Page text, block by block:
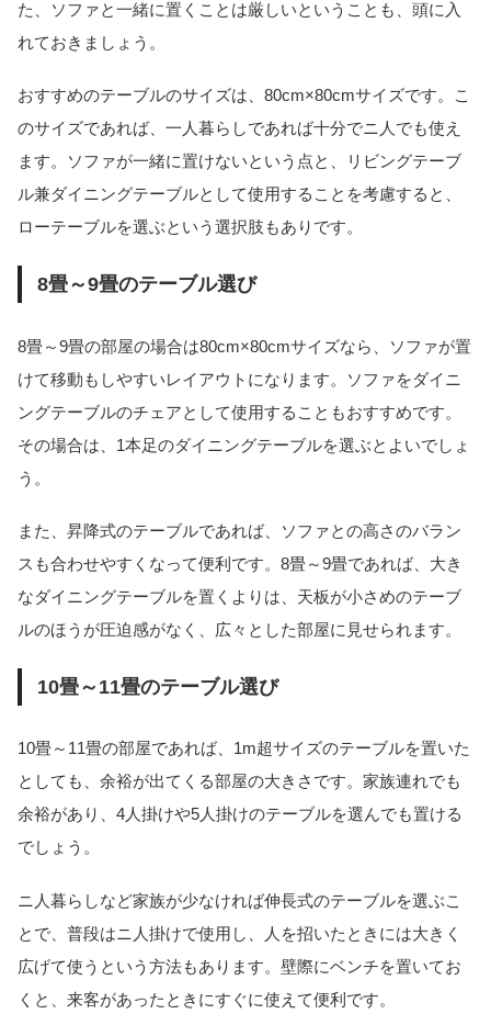
た、ソファと一緒に置くことは厳しいということも、頭に入
れておきましょう。
おすすめのテーブルのサイズは、80cm×80cmサイズです。こ
のサイズであれば、一人暮らしであれば十分でニ人でも使え
ます。ソファが一緒に置けないという点と、リビングテーブ
ル兼ダイニングテーブルとして使用することを考慮すると、
ローテーブルを選ぶという選択肢もありです。
8畳～9畳のテーブル選び
8畳～9畳の部屋の場合は80cm×80cmサイズなら、ソファが置
けて移動もしやすいレイアウトになります。ソファをダイニ
ングテーブルのチェアとして使用することもおすすめです。
その場合は、1本足のダイニングテーブルを選ぶとよいでしょ
う。
また、昇降式のテーブルであれば、ソファとの高さのバラン
スも合わせやすくなって便利です。8畳～9畳であれば、大き
なダイニングテーブルを置くよりは、天板が小さめのテーブ
ルのほうが圧迫感がなく、広々とした部屋に見せられます。
10畳～11畳のテーブル選び
10畳～11畳の部屋であれば、1m超サイズのテーブルを置いた
としても、余裕が出てくる部屋の大きさです。家族連れでも
余裕があり、4人掛けや5人掛けのテーブルを選んでも置ける
でしょう。
ニ人暮らしなど家族が少なければ伸長式のテーブルを選ぶこ
とで、普段はニ人掛けで使用し、人を招いたときには大きく
広げて使うという方法もあります。壁際にベンチを置いてお
くと、来客があったときにすぐに使えて便利です。